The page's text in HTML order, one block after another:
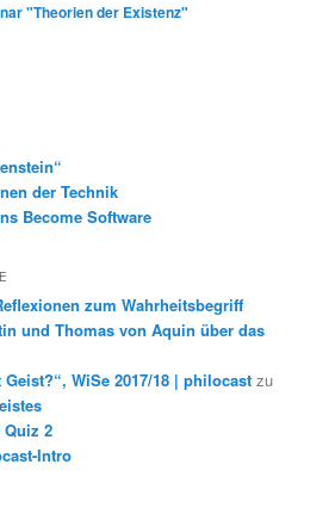
"Theorien der Existenz"
der Technik
Become Software
zum Wahrheitsbegriff
und Thomas von Aquin über das
WiSe 2017/18 | philocast zu
Quiz 2
Intro